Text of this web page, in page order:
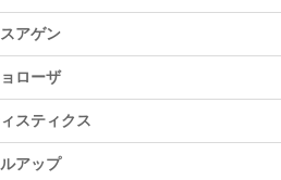
アゲン
ローザ
スティクス
アップ